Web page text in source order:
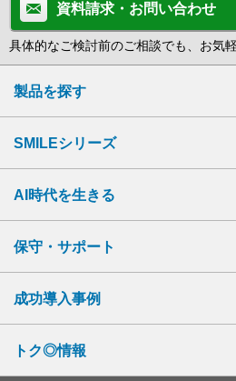
資料請求・お問い合わせ
具体的なご検討前のご相談でも、お気
製品を探す
SMILEシリーズ
AI時代を生きる
保守・サポート
成功導入事例
トク◎情報